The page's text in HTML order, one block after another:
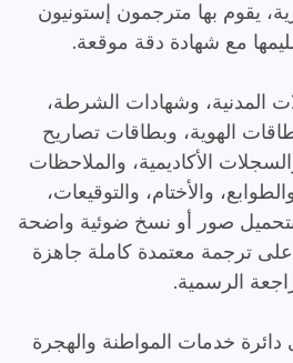
يقوم بها مترجمون إستونيون
مع شهادة دقة موقعة.
المدنية، وشهادات الشرطة،
الهوية، وبطاقات تصاريح
الأكاديمية، والملاحظات
والأختام، والتوقيعات،
بتحميل صور أو نسخ ضوئية واضحة
ترجمة معتمدة كاملة جاهزة
الرسمية.
١٠٠٪ لدى دائرة خدمات المواطنة والهجرة